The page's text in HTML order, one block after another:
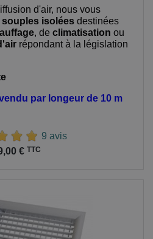
d'air, nous vous
isolées destinées
, de climatisation ou
répondant à la législation
par longeur de 10 m
9 avis
€ TTC